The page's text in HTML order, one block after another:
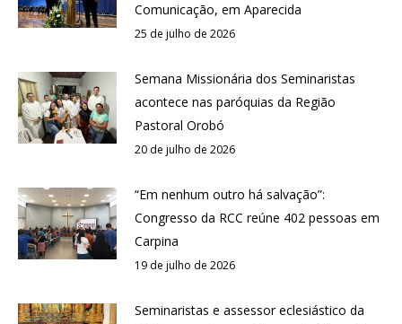
Comunicação, em Aparecida
25 de julho de 2026
Semana Missionária dos Seminaristas
acontece nas paróquias da Região
Pastoral Orobó
20 de julho de 2026
“Em nenhum outro há salvação”:
Congresso da RCC reúne 402 pessoas em
Carpina
19 de julho de 2026
Seminaristas e assessor eclesiástico da